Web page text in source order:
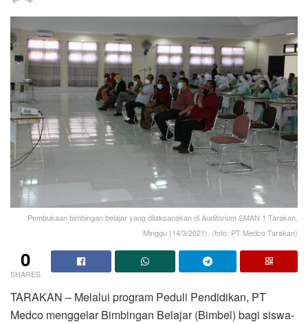
Pembukaan bimbingan belajar yang dilaksanakan di Auditorium SMAN 1 Tarakan,
Minggu (14/3/2021). (foto: PT Medco Tarakan)
0
SHARES
TARAKAN – Melalui program Peduli Pendidikan, PT
Medco menggelar Bimbingan Belajar (Bimbel) bagi siswa-